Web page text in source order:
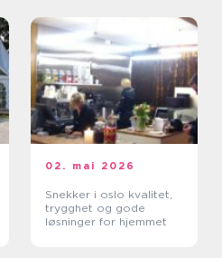
02. mai 2026
Snekker i oslo kvalitet,
trygghet og gode
løsninger for hjemmet